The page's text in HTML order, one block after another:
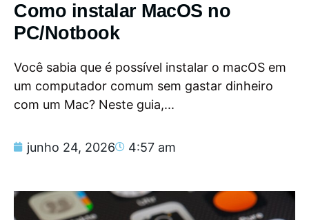
Como instalar MacOS no
PC/Notbook
Você sabia que é possível instalar o macOS em
um computador comum sem gastar dinheiro
com um Mac? Neste guia,...
junho 24, 2026 4:57 am